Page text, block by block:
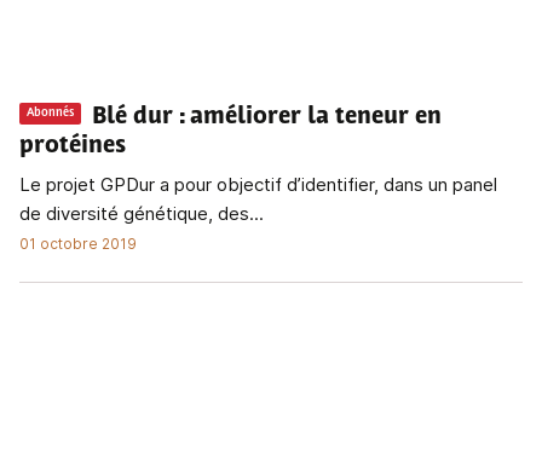
Abonnés Blé dur : améliorer la teneur en
protéines
Le projet GPDur a pour objectif d’identifier, dans un panel
de diversité génétique, des...
01 octobre 2019